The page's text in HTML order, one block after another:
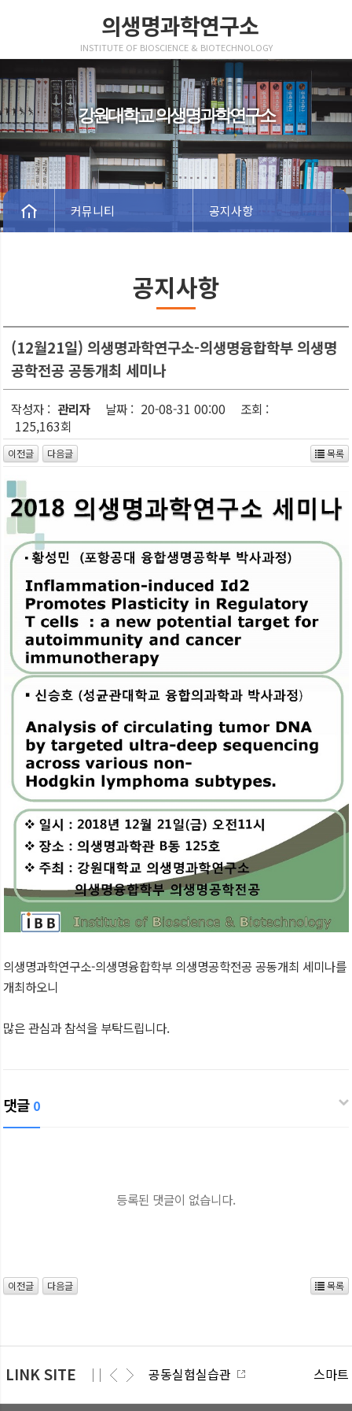
의생명과학연구소
INSTITUTE OF BIOSCIENCE & BIOTECHNOLOGY
강원대학교 의생명과학연구소
커뮤니티 공지사항
공지사항
(12월21일) 의생명과학연구소-의생명융합학부 의생명
공학전공 공동개최 세미나
작성자 : 관리자 날짜 : 20-08-31 00:00
조회 :
125,163회
이전글 다음글 목록
의생명과학연구소-의생명융합학부 의생명공학전공 공동개최 세미나를
개최하오니
많은 관심과 참석을 부탁드립니다.
댓글 0
등록된 댓글이 없습니다.
이전글 다음글 목록
LINK SITE 공동실험실습관 스마